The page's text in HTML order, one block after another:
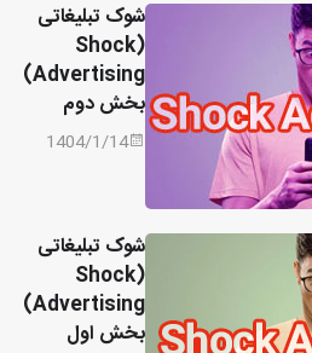
شوک تبلیغاتی
(Shock
Advertising)
بخش دوم
1404/1/14
شوک تبلیغاتی
(Shock
Advertising)
بخش اول